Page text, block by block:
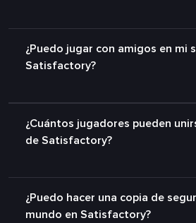
¿Puedo jugar con amigos en mi
Satisfactory?
¿Cuántos jugadores pueden
de Satisfactory?
¿Puedo hacer una copia de
mundo en Satisfactory?